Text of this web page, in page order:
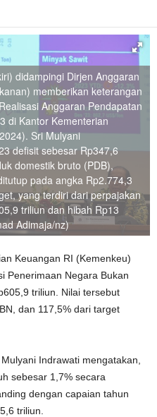
didampingi Dirjen Anggaran
memberikan keterangan
Anggaran Pendapatan
di Kantor Kementerian
Sri Mulyani
defisit sebesar Rp347,6
domestik bruto (PDB),
pada angka Rp2.774,3
yang terdiri dari perpajakan
triliun dan hibah Rp13
Adimaja/nz)
Keuangan RI (Kemenkeu)
Penerimaan Negara Bukan
triliun. Nilai tersebut
dan 117,5% dari target
Indrawati mengatakan,
sebesar 1,7% secara
dengan capaian tahun
triliun.